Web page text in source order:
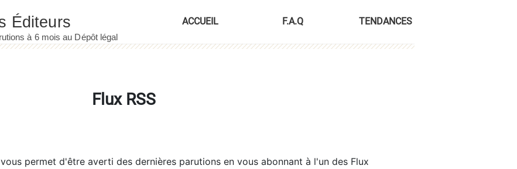
ACCUEIL F.A.Q TENDANCES
Flux RSS
vous permet d'être averti des dernières parutions en vous abonnant à l'un des Flux